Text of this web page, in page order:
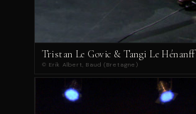
Tristan Le Govic & Tangi Le Hénanff
© Erik Albert, Baud (Bretagne)